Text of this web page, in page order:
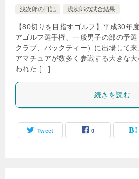
浅次郎の日記
浅次郎の試合結果
【80切りを目指すゴルフ】平成30年
アゴルフ選手権、一般男子の部の予
クラブ、バックティー）に出場して
アマチュアが数多く参戦する大きな
われた […]
続きを読む
Tweet 0